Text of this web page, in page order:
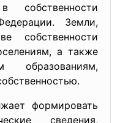
собственности
Земли,
собственности
а также
образованиям,
формировать
сведения,